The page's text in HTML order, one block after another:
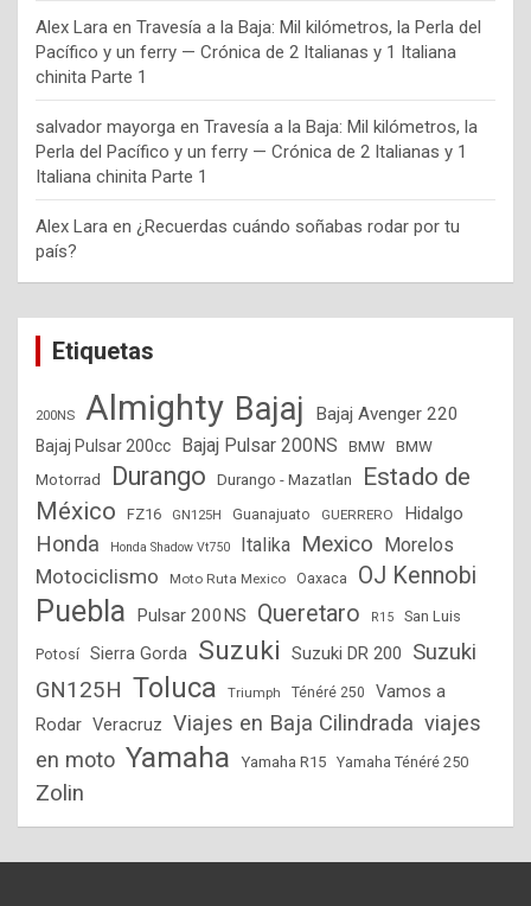
Alex Lara en Travesía a la Baja: Mil kilómetros, la Perla del
Pacífico y un ferry — Crónica de 2 Italianas y 1 Italiana
chinita Parte 1
salvador mayorga en Travesía a la Baja: Mil kilómetros, la
Perla del Pacífico y un ferry — Crónica de 2 Italianas y 1
Italiana chinita Parte 1
Alex Lara en ¿Recuerdas cuándo soñabas rodar por tu
país?
Etiquetas
200NS Almighty Bajaj Bajaj Avenger 220
Bajaj Pulsar 200cc Bajaj Pulsar 200NS BMW BMW
Motorrad
Durango Durango - Mazatlan
Estado de
México
FZ16 GN125H Guanajuato GUERRERO Hidalgo
Honda Honda Shadow Vt750 Italika Mexico Morelos
Motociclismo Moto Ruta Mexico Oaxaca OJ Kennobi
Puebla Pulsar 200NS Queretaro R15 San Luis
Potosí Sierra Gorda Suzuki Suzuki DR 200
Suzuki
GN125H Toluca Triumph Ténéré 250
Vamos a
Rodar Veracruz Viajes en Baja Cilindrada viajes
en moto Yamaha Yamaha R15 Yamaha Ténéré 250
Zolin